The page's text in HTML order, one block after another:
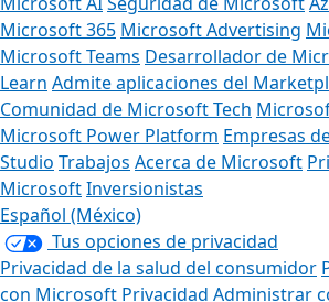
Microsoft 365 Microsoft Advertising
Microsoft Teams Desarrollador de
Learn Admite aplicaciones del
Comunidad de Microsoft Tech
Microsoft Power Platform Empresas
Studio Trabajos Acerca de Microsoft
MicrosoftInversionistas
Español (México)
Tus opciones de privacidad
Privacidad de la salud del consumidor
con Microsoft Privacidad Administrar